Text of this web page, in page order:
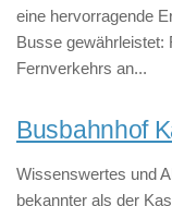
eine hervorragende
Busse gewährleistet:
Fernverkehrs an...
Busbahnhof
Wissenswertes und
bekannter als der